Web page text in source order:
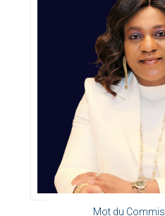
Mot du